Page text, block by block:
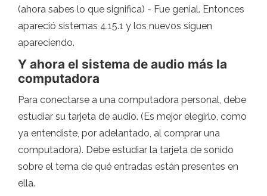
(ahora sabes lo que significa) - Fue genial. Entonces
apareció sistemas 4.15.1 y los nuevos siguen
apareciendo.
Y ahora el sistema de audio más la
computadora
Para conectarse a una computadora personal, debe
estudiar su tarjeta de audio. (Es mejor elegirlo, como
ya entendiste, por adelantado, al comprar una
computadora). Debe estudiar la tarjeta de sonido
sobre el tema de qué entradas están presentes en
ella.